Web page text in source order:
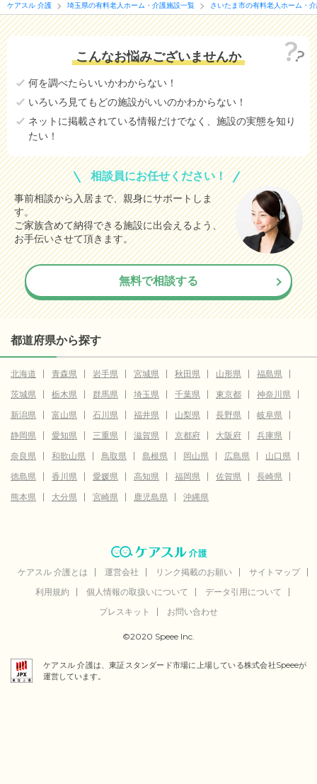
ケアスル 介護 埼玉県の有料老人ホーム・介護施設一覧 さいたま市の有料老人ホーム・
こんなお悩みございませんか
何を調べたらいいかわからない！
いろいろ見てもどの施設がいいのかわからない！
ネットに掲載されている情報だけでなく、施設の実態を知り
たい！
相談員にお任せください！
事前相談から入居まで、親身にサポートしま
す。
ご家族含めて納得できる施設に出会えるよう、
お手伝いさせて頂きます。
無料で相談する
都道府県から探す
北海道 青森県 岩手県 宮城県 秋田県 山形県
福島県
茨城県
栃木県 群馬県 埼玉県 千葉県 東京都
神奈川県
新潟県
富山県 石川県 福井県 山梨県 長野県
岐阜県
静岡県
愛知県 三重県 滋賀県 京都府 大阪府
兵庫県
奈良県
和歌山県 鳥取県 島根県 岡山県 広島県
山口県
徳島県
香川県 愛媛県 高知県 福岡県 佐賀県
長崎県
熊本県
大分県 宮崎県 鹿児島県 沖縄県
ケアスル 介護とは 運営会社 リンク掲載のお願い
サイトマップ
利用規約
個人情報の取扱いについて
データ引用について
プレスキット
お問い合わせ
©2020 Speee Inc.
ケアスル 介護は、東証スタンダード市場に上場している株式会社Speeeが
運営しています。